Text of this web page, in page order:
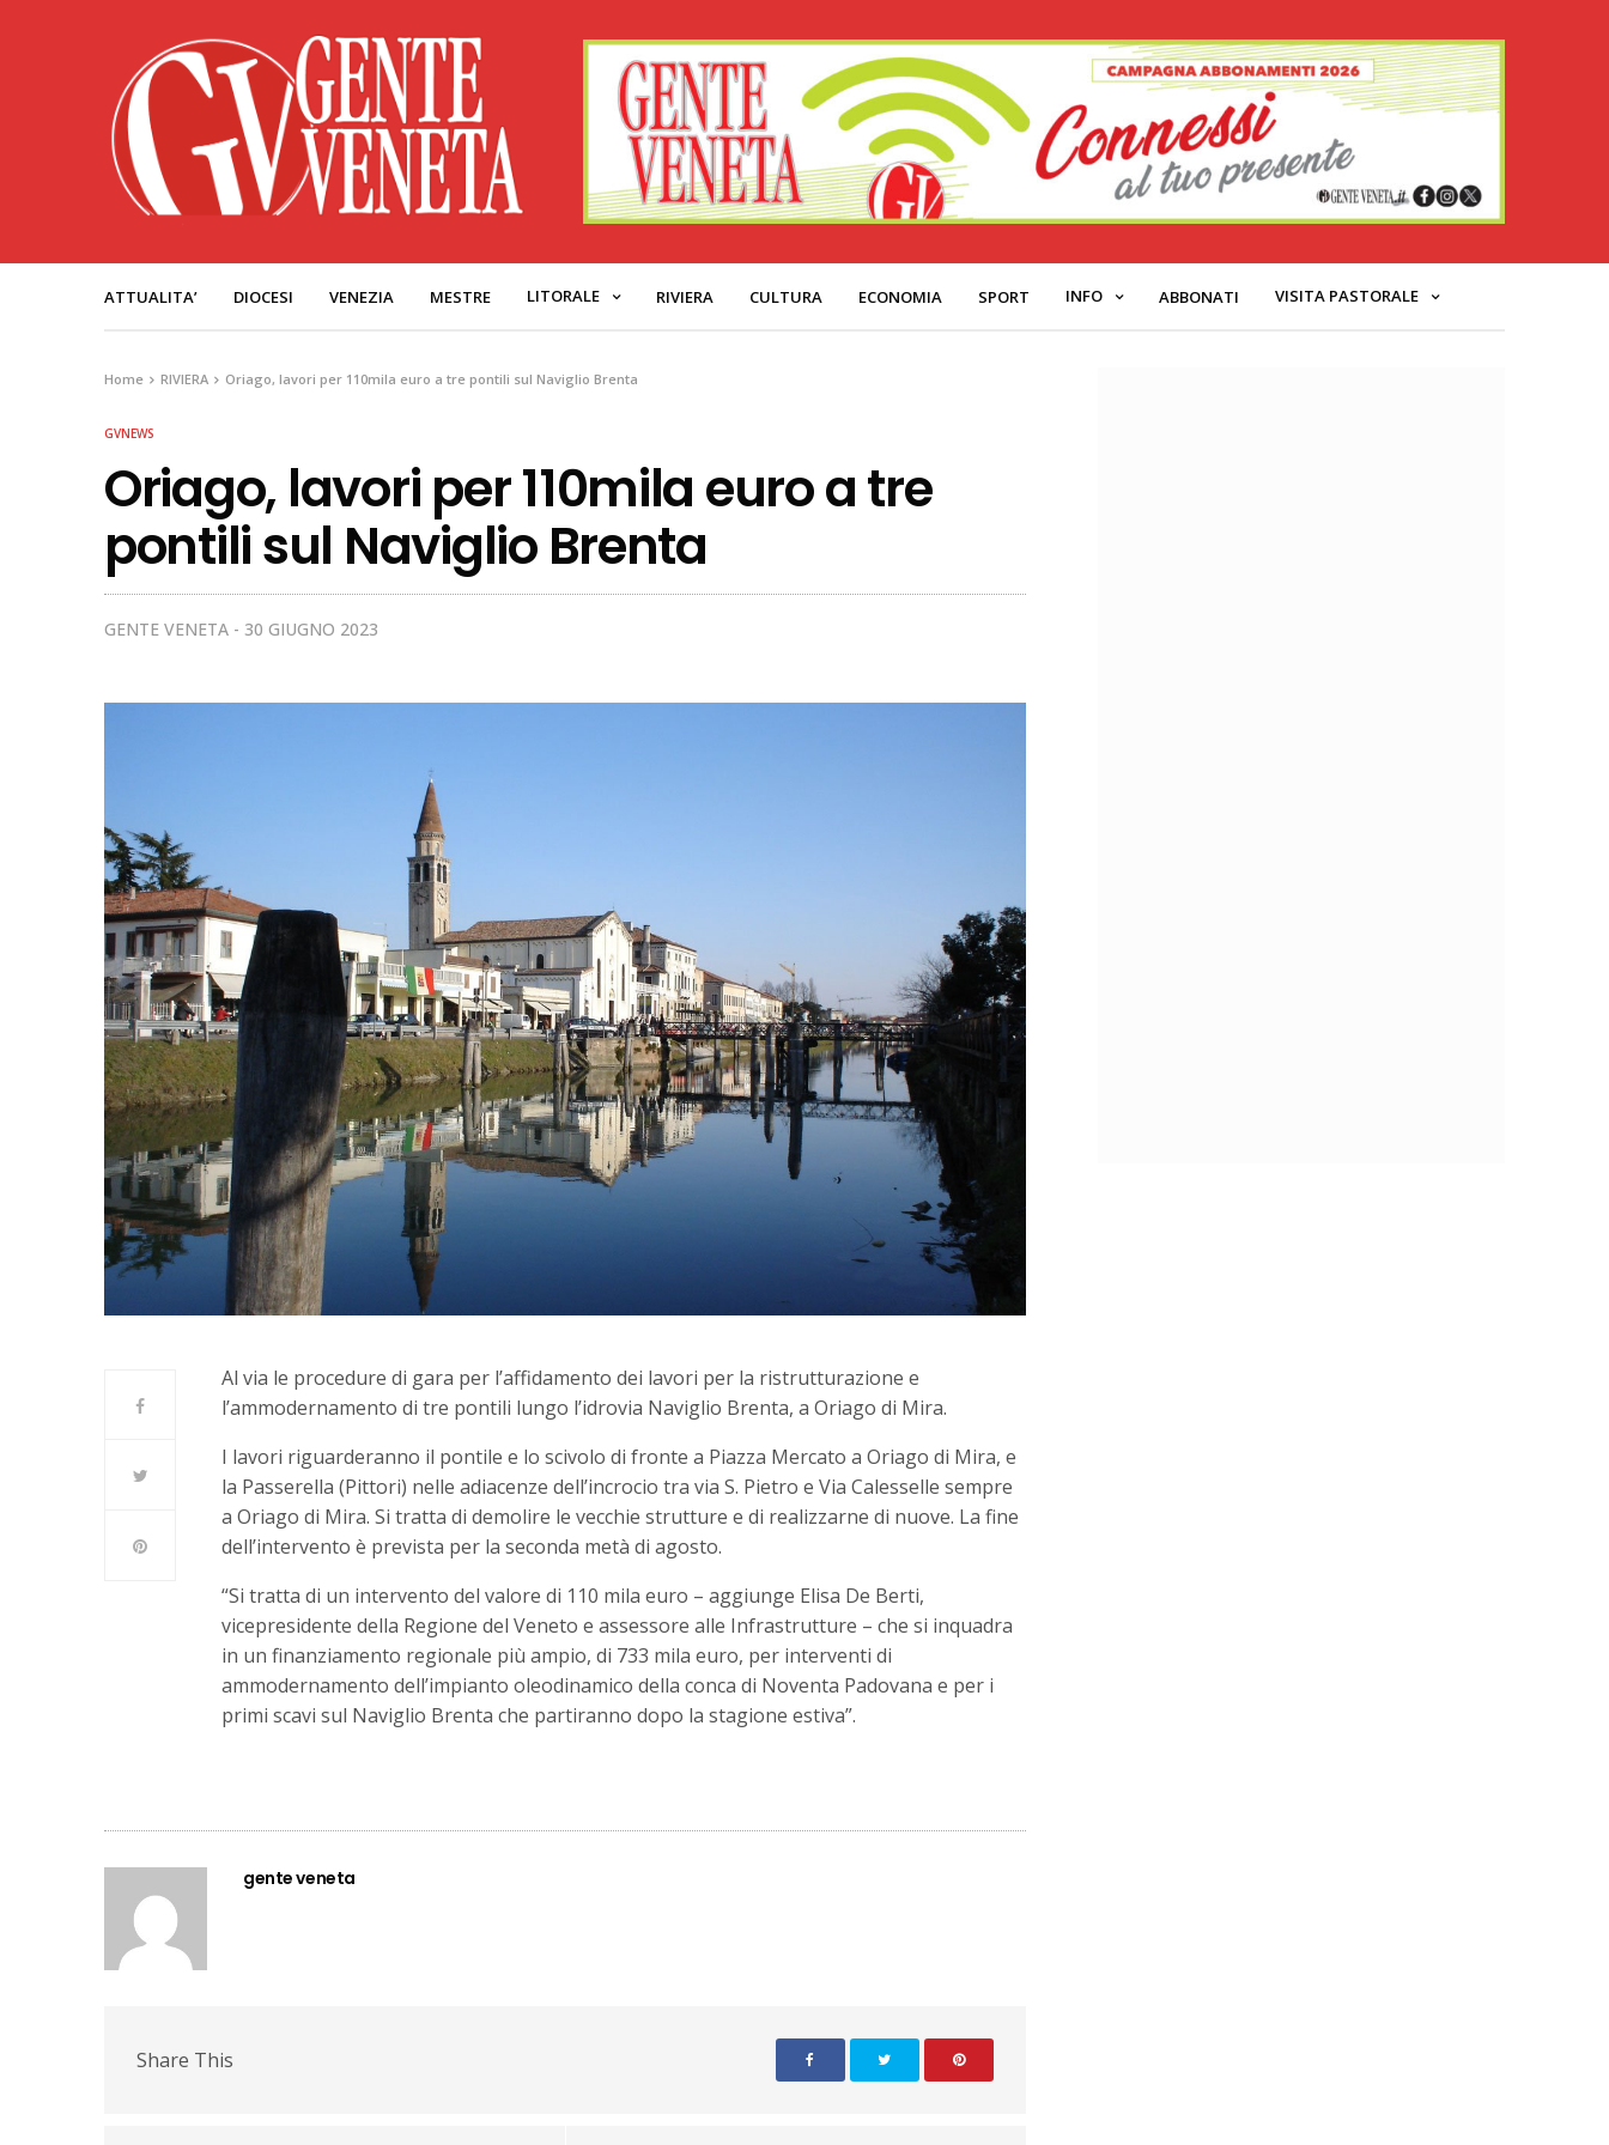
ATTUALITA’ DIOCESI VENEZIA MESTRE LITORALE RIVIERA CULTURA ECONOMIA SPORT INFO ABBONATI VISITA PASTORALE
Home RIVIERA Oriago, lavori per 110mila euro a tre pontili sul Naviglio Brenta
GVNEWS
Oriago, lavori per 110mila euro a tre
pontili sul Naviglio Brenta
GENTE VENETA 30 GIUGNO 2023
Al via le procedure di gara per l’affidamento dei lavori per la ristrutturazione e
l’ammodernamento di tre pontili lungo l’idrovia Naviglio Brenta, a Oriago di Mira.
I lavori riguarderanno il pontile e lo scivolo di fronte a Piazza Mercato a Oriago di Mira, e
la Passerella (Pittori) nelle adiacenze dell’incrocio tra via S. Pietro e Via Calesselle sempre
a Oriago di Mira. Si tratta di demolire le vecchie strutture e di realizzarne di nuove. La fine
dell’intervento è prevista per la seconda metà di agosto.
“Si tratta di un intervento del valore di 110 mila euro – aggiunge Elisa De Berti,
vicepresidente della Regione del Veneto e assessore alle Infrastrutture – che si inquadra
in un finanziamento regionale più ampio, di 733 mila euro, per interventi di
ammodernamento dell’impianto oleodinamico della conca di Noventa Padovana e per i
primi scavi sul Naviglio Brenta che partiranno dopo la stagione estiva”.
gente veneta
Share This